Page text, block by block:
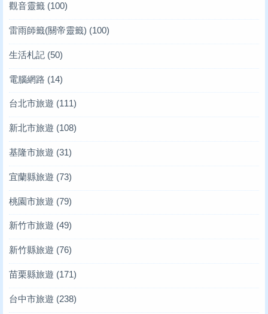
觀音靈籤 (100)
雷雨師籤(關帝靈籤) (100)
生活札記 (50)
電腦網路 (14)
台北市旅遊 (111)
新北市旅遊 (108)
基隆市旅遊 (31)
宜蘭縣旅遊 (73)
桃園市旅遊 (79)
新竹市旅遊 (49)
新竹縣旅遊 (76)
苗栗縣旅遊 (171)
台中市旅遊 (238)